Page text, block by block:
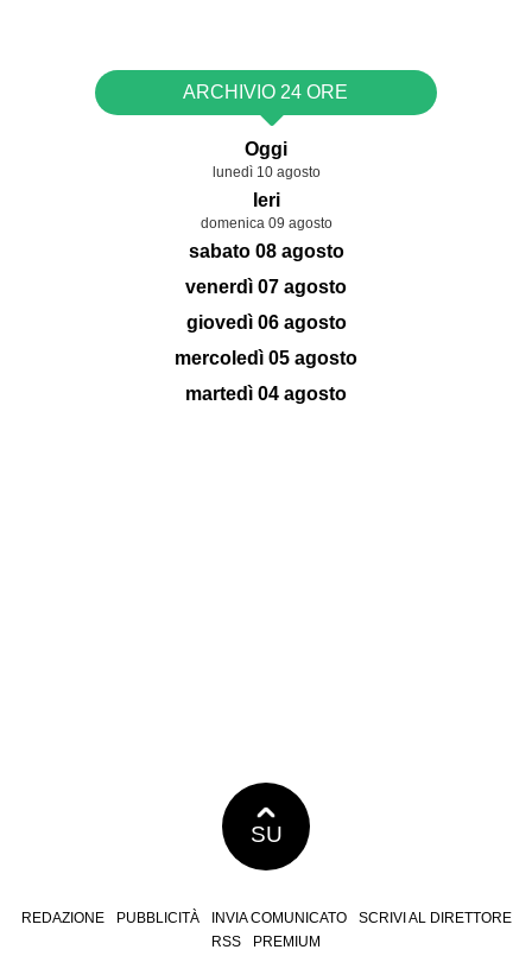
ARCHIVIO 24 ORE
Oggi
lunedì 10 agosto
Ieri
domenica 09 agosto
sabato 08 agosto
venerdì 07 agosto
giovedì 06 agosto
mercoledì 05 agosto
martedì 04 agosto
SU
REDAZIONE PUBBLICITÀ INVIA COMUNICATO
SCRIVI AL DIRETTORE
RSS
PREMIUM